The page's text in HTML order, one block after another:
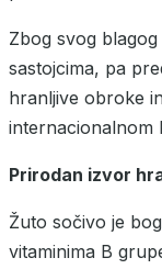
Zbog svog
sastojcima, pa
hranljive obroke
internacionalnom
Prirodan izvor
Žuto sočivo je
vitaminima B